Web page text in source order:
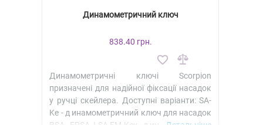
Динамометричний ключ
838.40 грн.
Динамометричні ключі Scorpion
призначені для надійної фіксації насадок
у ручці скейлера. Доступні варіанти: SA-
Ke - д инамометричний ключ для насадок